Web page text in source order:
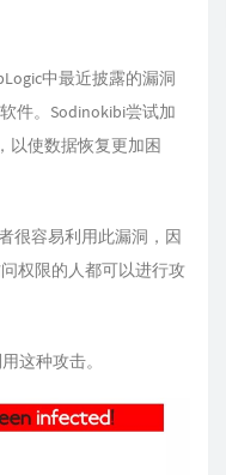
中最近披露的漏洞
件。Sodinokibi尝试加
以使数据恢复更加困
很容易利用此漏洞，因
权限的人都可以进行攻
这种攻击。